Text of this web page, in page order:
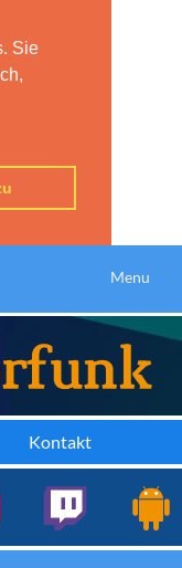
Sie
Menu
Kontakt